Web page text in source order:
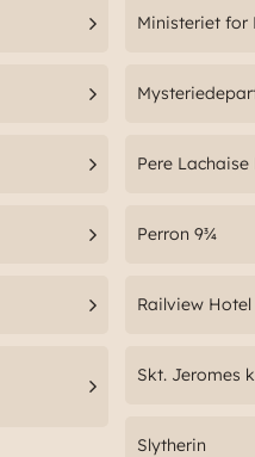
Ministeriet for
Pere
Perron 9¾
Railview Hotel
Skt. Jeromes
Slytherin